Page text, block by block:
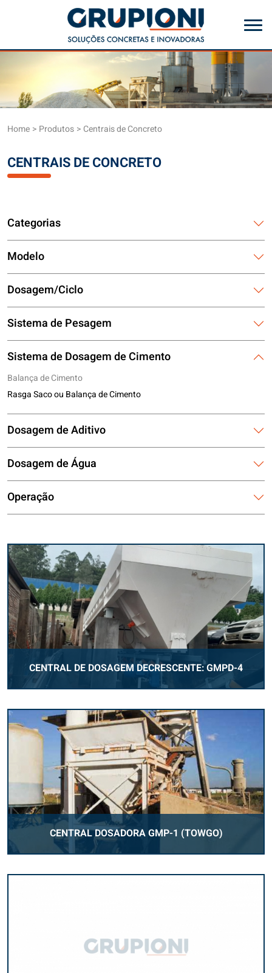
Home Produtos Centrais de Concreto
CENTRAIS DE CONCRETO
Categorias
Modelo
Dosagem/Ciclo
Sistema de Pesagem
Sistema de Dosagem de Cimento
Balança de Cimento
Rasga Saco ou Balança de Cimento
Dosagem de Aditivo
Dosagem de Água
Operação
CENTRAL DE DOSAGEM DECRESCENTE: GMPD-4
CENTRAL DOSADORA GMP-1 (TOWGO)